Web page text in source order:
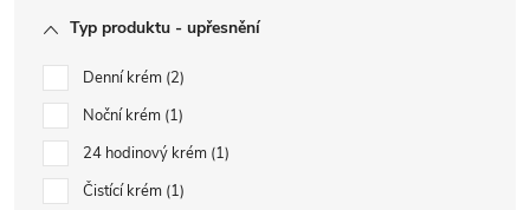
Typ produktu - upřesnění
Denní krém 2
Noční krém 1
24 hodinový krém 1
Čistící krém 1